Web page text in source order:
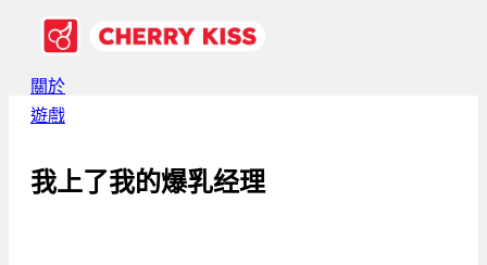
關於
遊戲
我上了我的爆乳经理